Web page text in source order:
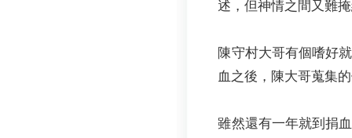
述，但神情之間又難
陳守村大哥有個嗜好
血之後，陳大哥蒐集
雖然還有一年就到捐